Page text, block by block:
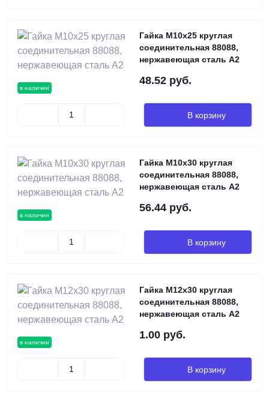
в наличии
Гайка М10х25 круглая
соединительная 88088,
нержавеющая сталь А2
48.52 руб.
В корзину
в наличии
Гайка М10х30 круглая
соединительная 88088,
нержавеющая сталь А2
56.44 руб.
В корзину
в наличии
Гайка М12х30 круглая
соединительная 88088,
нержавеющая сталь А2
1.00 руб.
В корзину